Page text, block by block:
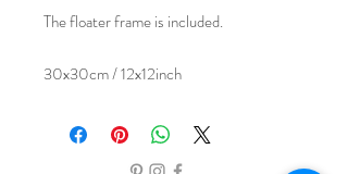
The floater frame is included.
30x30cm / 12x12inch